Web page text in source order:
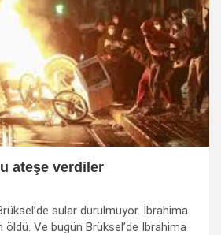
ateşe verdiler
sular durulmuyor. İbrahima
öldü. Ve bugün Brüksel’de Ibrahima